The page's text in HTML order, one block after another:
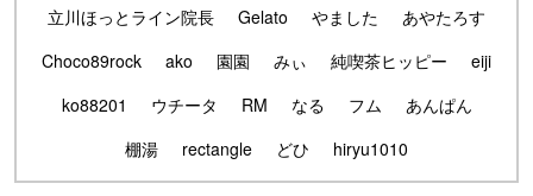
立川ほっとライン院長
Gelato やました
あやたろす
Choco89rock
ako 園園 みぃ 純喫茶ヒッピー
eiji
ko88201
ウチータ RM なる フム
あんぱん
棚湯
rectangle どひ hiryu1010